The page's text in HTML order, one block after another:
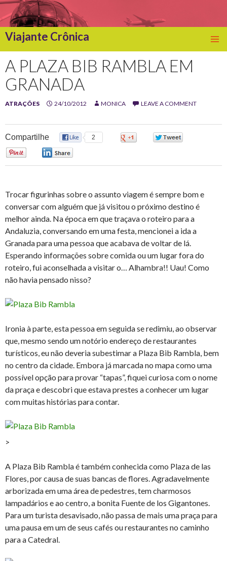
Viajante Crônica
TO
CONTENT
A PLAZA BIB RAMBLA EM
GRANADA
ATRAÇÕES 24/10/2012 MONICA LEAVE A COMMENT
Compartilhe 2
Trocar figurinhas sobre o assunto viagem é sempre bom e
conversar com alguém que já visitou o próximo destino é
melhor ainda. Na época em que traçava o roteiro para a
Andaluzia, conversando em uma festa, mencionei a ida a
Granada para uma pessoa que acabava de voltar de lá.
Esperando informações sobre comida ou um lugar fora do
roteiro, fui aconselhada a visitar o… Alhambra!! Uau! Como
não havia pensado nisso?
Ironia à parte, esta pessoa em seguida se redimiu, ao observar
que, mesmo sendo um notório endereço de restaurantes
turísticos, eu não deveria subestimar a Plaza Bib Rambla, bem
no centro da cidade. Embora já marcada no mapa como uma
possível opção para provar “tapas”, fiquei curiosa com o nome
da praça e descobri que estava prestes a conhecer um lugar
com muitas histórias para contar.
>
A Plaza Bib Rambla é também conhecida como Plaza de las
Flores, por causa de suas bancas de flores. Agradavelmente
arborizada em uma área de pedestres, tem charmosos
lampadários e ao centro, a bonita Fuente de los Gigantones.
Para um turista desavisado, não passa de mais uma praça para
uma pausa em um de seus cafés ou restaurantes no caminho
para a Catedral.